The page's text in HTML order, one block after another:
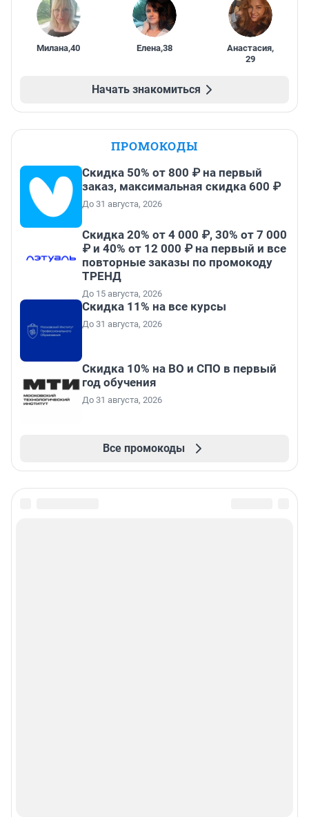
Милана,40 Елена,38 Анастасия,
29
Начать знакомиться
ПРОМОКОДЫ
Скидка 50% от 800 ₽ на первый
заказ, максимальная скидка 600 ₽
До 31 августа, 2026
Скидка 20% от 4 000 ₽, 30% от 7 000
₽ и 40% от 12 000 ₽ на первый и все
повторные заказы по промокоду
ТРЕНД
До 15 августа, 2026
Скидка 11% на все курсы
До 31 августа, 2026
Скидка 10% на ВО и СПО в первый
год обучения
До 31 августа, 2026
Все промокоды